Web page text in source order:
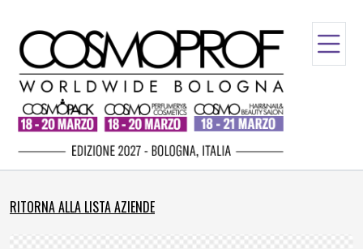
RITORNA ALLA LISTA AZIENDE